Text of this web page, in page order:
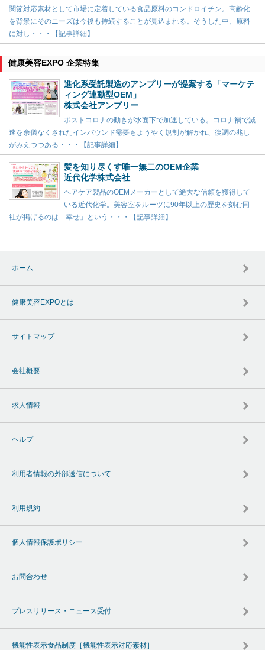
関節対応素材として市場に定着している食品原料のコンドロイチン。高齢化
を背景にそのニーズは今後も持続することが見込まれる。そうした中、原料
に対し・・・【記事詳細】
健康美容EXPO 企業特集
進化系受託製造のアンプリーが提案する「マーケテ
ィング連動型OEM」
株式会社アンプリー
ポストコロナの動きが水面下で加速している。コロナ禍で減
速を余儀なくされたインバウンド需要もようやく規制が解かれ、復調の兆し
がみえつつある・・・【記事詳細】
髪を知り尽くす唯一無二のOEM企業
近代化学株式会社
ヘアケア製品のOEMメーカーとして絶大な信頼を獲得して
いる近代化学。美容室をルーツに90年以上の歴史を刻む同
社が掲げるのは「幸せ」という・・・【記事詳細】
ホーム
健康美容EXPOとは
サイトマップ
会社概要
求人情報
ヘルプ
利用者情報の外部送信について
利用規約
個人情報保護ポリシー
お問合わせ
プレスリリース・ニュース受付
機能性表示食品制度［機能性表示対応素材］